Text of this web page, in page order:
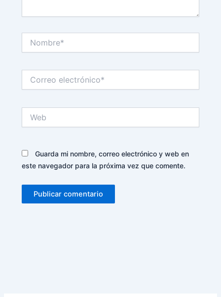
electrónico*
Guarda mi nombre, correo electrónico y web en
este navegador para la próxima vez que comente.